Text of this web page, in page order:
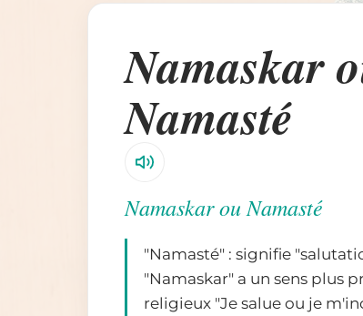
Namaskar
Namasté
Namaskar ou Namasté
"Namasté" : signifie
"Namaskar" a un sens plus
religieux "Je salue ou je